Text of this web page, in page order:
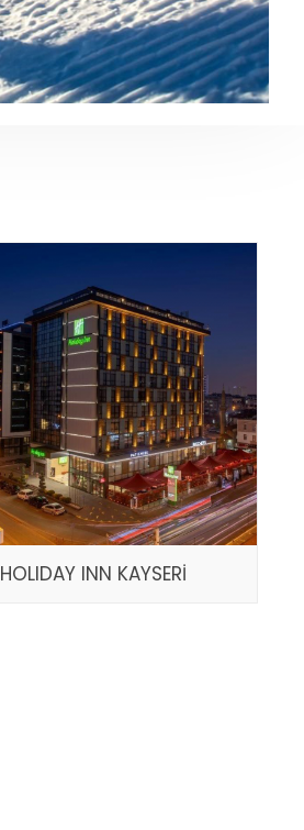
HOLIDAY INN KAYSERİ